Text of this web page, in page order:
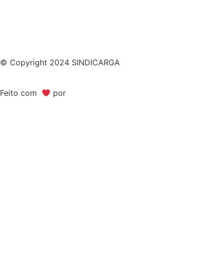
© Copyright 2024 SINDICARGA
Feito com por